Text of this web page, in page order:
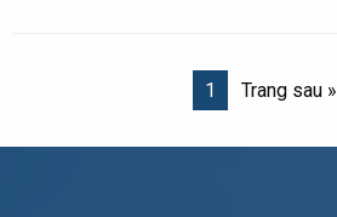
1 Trang sau »